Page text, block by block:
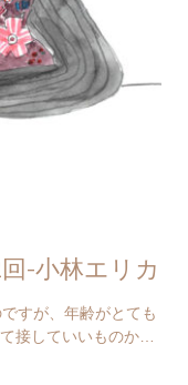
-小林エリカ
すが、年齢がとても
接していいものか迷